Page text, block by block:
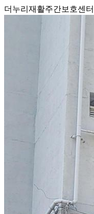
더누리재활주간보호센터